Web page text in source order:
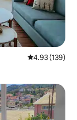
Penarafan
4.93 (139)